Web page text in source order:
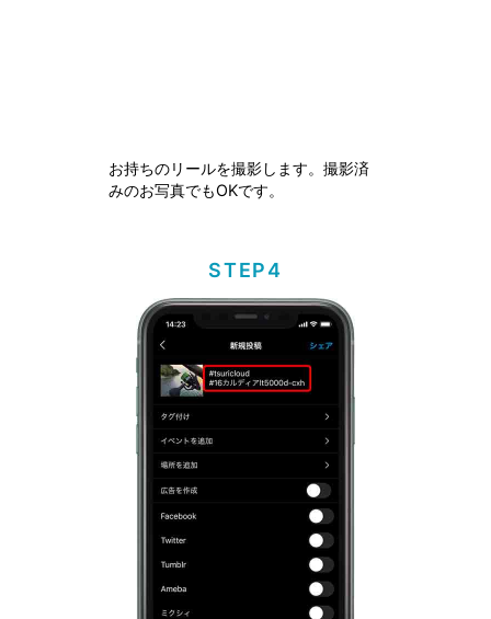
お持ちのリールを撮影します。撮影済
みのお写真でもOKです。
STEP4